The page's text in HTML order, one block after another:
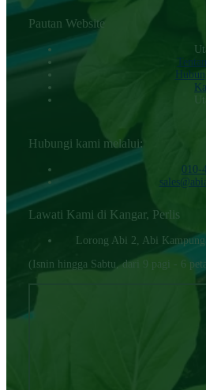
Pautan Website
Hubungi kami melalui:
010-
Lawati Kami di Kangar, Perlis
Lorong Abi 2, Abi
(Isnin hingga Sabtu, dari 9 pagi - 6